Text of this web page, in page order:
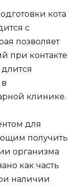
кота
с
позволяет
при контакте
клинике.
для
получить
организма
как часть
наличии